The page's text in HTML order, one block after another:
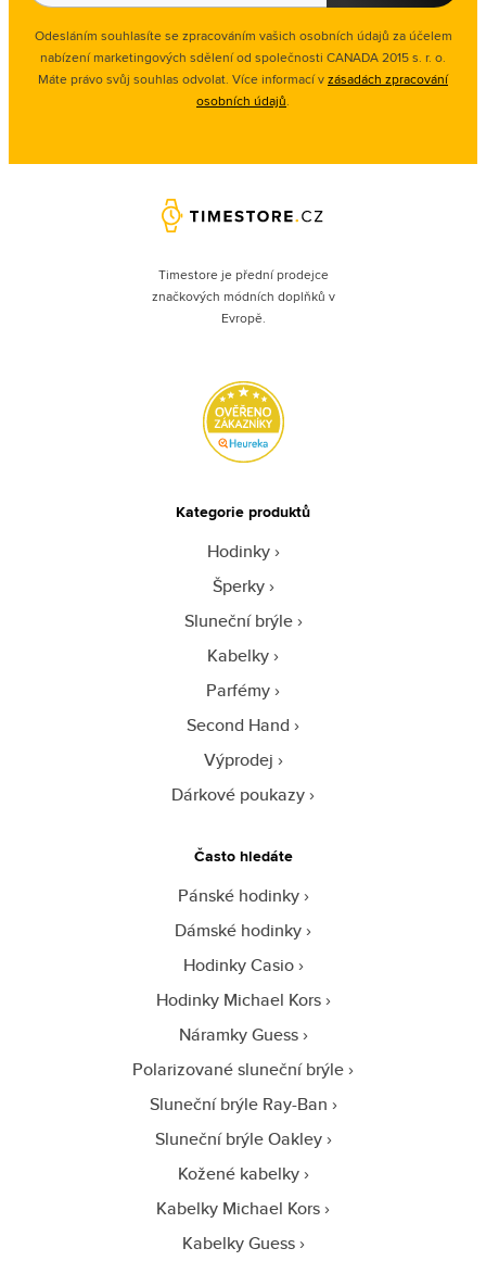
Odesláním souhlasíte se zpracováním vašich osobních údajů za účelem
nabízení marketingových sdělení od společnosti CANADA 2015 s. r. o.
Máte právo svůj souhlas odvolat. Více informací vzásadách zpracování
osobních údajů.
Timestore je přední prodejce
značkových módních doplňků v
Evropě.
Kategorie produktů
Hodinky
Šperky
Sluneční brýle
Kabelky
Parfémy
Second Hand
Výprodej
Dárkové poukazy
Často hledáte
Pánské hodinky
Dámské hodinky
Hodinky Casio
Hodinky Michael Kors
Náramky Guess
Polarizované sluneční brýle
Sluneční brýle Ray-Ban
Sluneční brýle Oakley
Kožené kabelky
Kabelky Michael Kors
Kabelky Guess